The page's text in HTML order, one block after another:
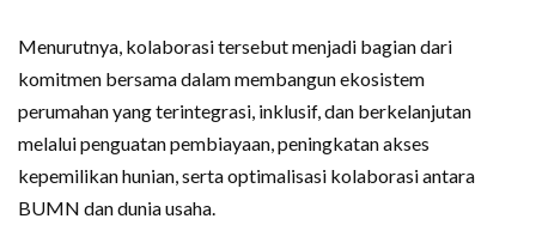
Menurutnya, kolaborasi tersebut menjadi bagian dari
komitmen bersama dalam membangun ekosistem
perumahan yang terintegrasi, inklusif, dan berkelanjutan
melalui penguatan pembiayaan, peningkatan akses
kepemilikan hunian, serta optimalisasi kolaborasi antara
BUMN dan dunia usaha.